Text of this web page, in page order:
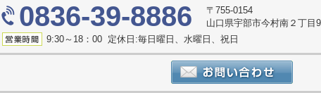
0836-39-8886
〒755-0154
山口県宇部市今村南２丁目
9:30～18：00 定休日:毎日曜日、水曜日、祝日